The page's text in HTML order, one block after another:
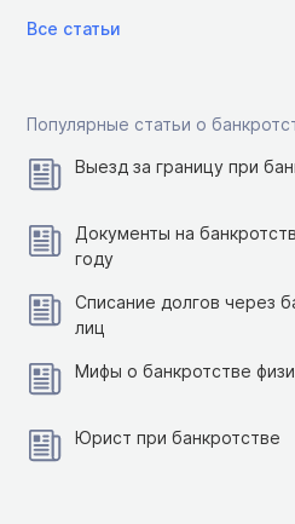
Все статьи
Популярные статьи о
Выезд за границу при
Документы на
году
Списание долгов через
лиц
Мифы о банкротстве
Юрист при банкротстве